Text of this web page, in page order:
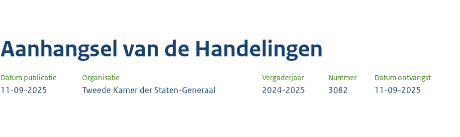
Aanhangsel van de Handelingen
Datum publicatie Organisatie Vergaderjaar Nummer Datum ontvangst
11-09-2025 Tweede Kamer der Staten-Generaal 2024-2025 3082 11-09-2025